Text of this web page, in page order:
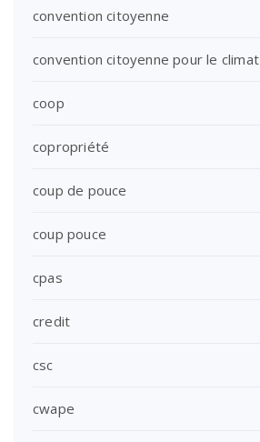
convention citoyenne
convention citoyenne pour le climat
coop
copropriété
coup de pouce
coup pouce
cpas
credit
csc
cwape